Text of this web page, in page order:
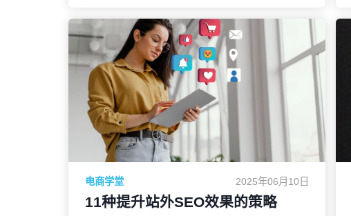
算法会从数十亿的网页中筛选出最相关的内容，确保
用户获得最佳的搜索体验。Google算法如何影响
SEO？搜索排名：每次算法更新都会影响到搜索引擎
的排名标准，直接关系到网站的流量和曝光。内容优
化：算法更侧重于评估网站内容的质量和相关性，网
站内容的优化程度决定了在搜索结果中的位置。用户
体验：Google越来越注重网站的用户体验，包括加
载速度、移动端适配等因素。2. 重要的Google算法
更新：2024-2025Google的算法持续演化，以下是
近年来一些关键的更新，它们对于SEO至关重要：
2024年12月：垃圾内容更新此次更新着重打击低质
量、过度优化的垃圾内容，特别是在全球范围内的应
了解更多
2025年06月10日
电商学堂
11种提升站外SEO效果的策略